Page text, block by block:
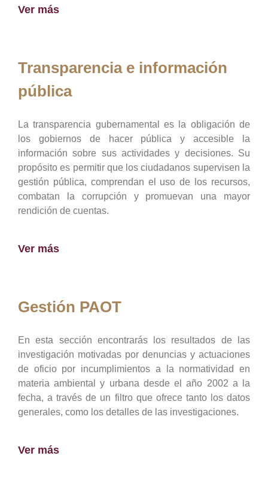
Ver más
Transparencia e información
pública
La transparencia gubernamental es la obligación de
los gobiernos de hacer pública y accesible la
información sobre sus actividades y decisiones. Su
propósito es permitir que los ciudadanos supervisen la
gestión pública, comprendan el uso de los recursos,
combatan la corrupción y promuevan una mayor
rendición de cuentas.
Ver más
Gestión PAOT
En esta sección encontrarás los resultados de las
investigación motivadas por denuncias y actuaciones
de oficio por incumplimientos a la normatividad en
materia ambiental y urbana desde el año 2002 a la
fecha, a través de un filtro que ofrece tanto los datos
generales, como los detalles de las investigaciones.
Ver más